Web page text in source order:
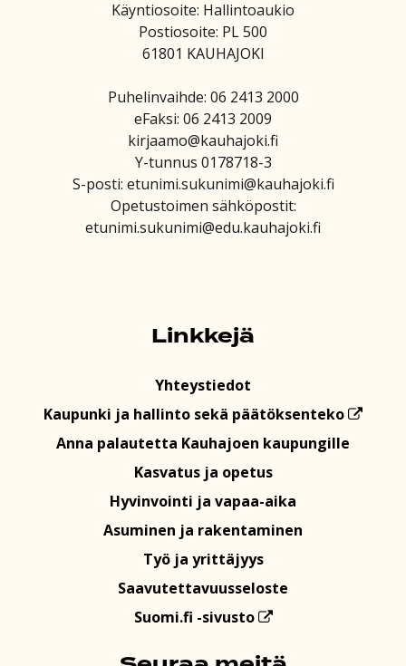
Käyntiosoite: Hallintoaukio
Postiosoite: PL 500
61801 KAUHAJOKI
Puhelinvaihde: 06 2413 2000
eFaksi: 06 2413 2009
kirjaamo@kauhajoki.fi
Y-tunnus 0178718-3
S-posti: etunimi.sukunimi@kauhajoki.fi
Opetustoimen sähköpostit:
etunimi.sukunimi@edu.kauhajoki.fi
Linkkejä
Yhteystiedot
Kaupunki ja hallinto sekä päätöksenteko
Anna palautetta Kauhajoen kaupungille
Kasvatus ja opetus
Hyvinvointi ja vapaa-aika
Asuminen ja rakentaminen
Työ ja yrittäjyys
Saavutettavuusseloste
Suomi.fi -sivusto